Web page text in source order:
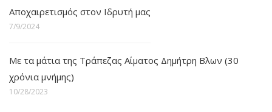
Αποχαιρετισμός στον Ιδρυτή μας
7/9/2024
Με τα μάτια της Τράπεζας Αίματος Δημήτρη Βλων (30
χρόνια μνήμης)
10/28/2023